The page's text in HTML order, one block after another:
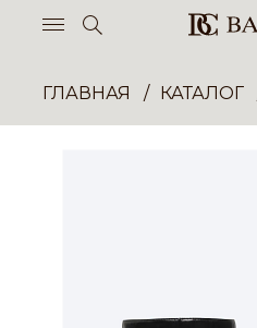
ГЛАВНАЯ КАТАЛОГ